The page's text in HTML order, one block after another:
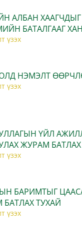
АЛБАН
БАТАЛГААГ
үзэх
НЭМЭЛТ
үзэх
ҮЙЛ
ЖУРАМ
үзэх
БАРИМТЫГ
ТУХАЙ
үзэх